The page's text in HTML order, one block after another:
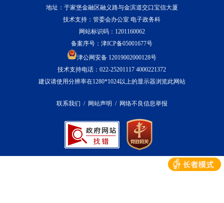
地址：于家堡金融区融义路与金滨道交口宝信大厦
技术支持：管委会办公室 电子政务科
网站标识码：1201160062
备案序号：津ICP备05001677号
津公网安备 12019002000128号
技术支持电话：022-25201117 4000221372
建议请使用分辨率在1280*1024以上的显示器浏览此网站
联系我们 / 网站声明 / 网络不良信息举报